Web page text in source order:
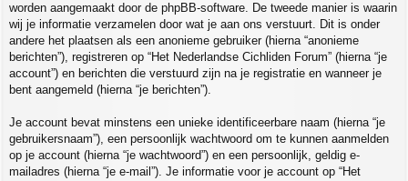
worden aangemaakt door de phpBB-software. De tweede manier is waarin
wij je informatie verzamelen door wat je aan ons verstuurt. Dit is onder
andere het plaatsen als een anonieme gebruiker (hierna “anonieme
berichten”), registreren op “Het Nederlandse Cichliden Forum” (hierna “je
account”) en berichten die verstuurd zijn na je registratie en wanneer je
bent aangemeld (hierna “je berichten”).
Je account bevat minstens een unieke identificeerbare naam (hierna “je
gebruikersnaam”), een persoonlijk wachtwoord om te kunnen aanmelden
op je account (hierna “je wachtwoord”) en een persoonlijk, geldig e-
mailadres (hierna “je e-mail”). Je informatie voor je account op “Het